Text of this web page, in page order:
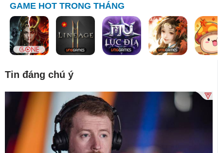
GAME HOT TRONG THÁNG
Tin đáng chú ý